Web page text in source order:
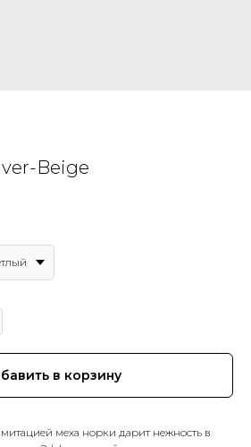
Beige
в корзину
меха норки дарит нежность в